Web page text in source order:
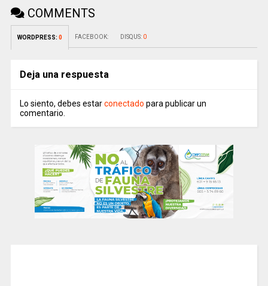
COMMENTS
WORDPRESS: 0 FACEBOOK: DISQUS: 0
Deja una respuesta
Lo siento, debes estarconectado para publicar un
comentario.